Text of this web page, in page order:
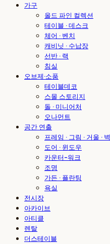
가구
올드 파인 컬렉션
테이블 · 데스크
체어 · 벤치
캐비닛 · 수납장
선반 · 랙
침실
오브제·소품
테이블데코
스몰 스토리지
돌 · 미니어처
오나먼트
공간 연출
프레임 · 그림 · 거울 · 벽
도어 · 윈도우
카운터-워크
조명
가든 · 플란팅
욕실
전시장
아카이브
아티클
렌탈
더스테이블